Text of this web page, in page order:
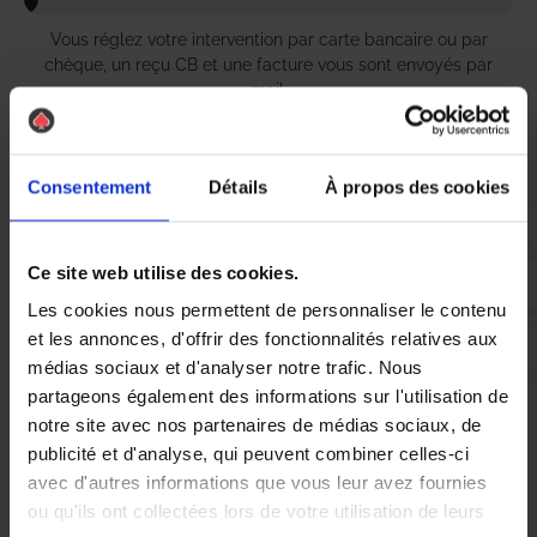
Consentement Détails À propos des cookies
Ce site web utilise des cookies.
Les cookies nous permettent de personnaliser le contenu
et les annonces, d'offrir des fonctionnalités relatives aux
médias sociaux et d'analyser notre trafic. Nous
partageons également des informations sur l'utilisation de
notre site avec nos partenaires de médias sociaux, de
publicité et d'analyse, qui peuvent combiner celles-ci
avec d'autres informations que vous leur avez fournies
ou qu'ils ont collectées lors de votre utilisation de leurs
Vous réglez votre intervention par carte bancaire ou par
chèque, un reçu CB et une facture vous sont envoyés par
mail.
Vous recevez une demande d’évaluation de votre expérience
avec l’équipe AS DE PIC.
Nous avons pensé à tout
À Panazol, la présence de nuisibles tels que les chenilles peut